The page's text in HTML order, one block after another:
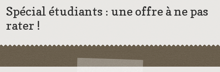
Spécial étudiants : une offre à ne pas
rater !